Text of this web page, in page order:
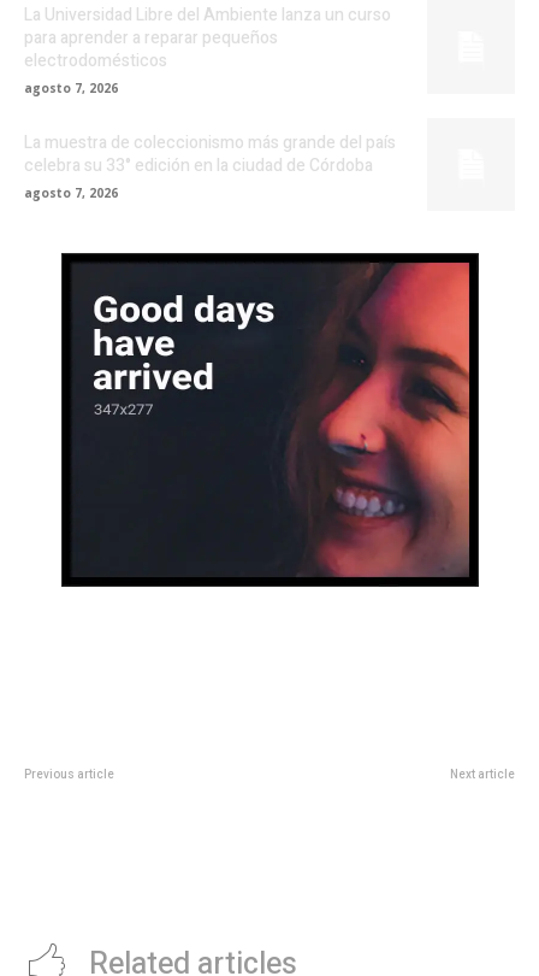
La Universidad Libre del Ambiente lanza un curso
para aprender a reparar pequeños
electrodomésticos
agosto 7, 2026
La muestra de coleccionismo más grande del país
celebra su 33° edición en la ciudad de Córdoba
agosto 7, 2026
Previous article Next article
Related articles